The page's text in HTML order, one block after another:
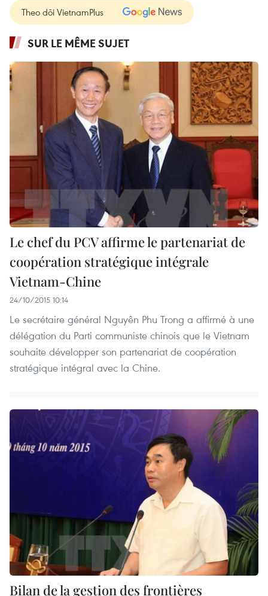
Theo dõi VietnamPlus
SUR LE MÊME SUJET
Le chef du PCV affirme le partenariat de
coopération stratégique intégrale
Vietnam-Chine
24/10/2015 10:14
Le secrétaire général Nguyên Phu Trong a affirmé à une
délégation du Parti communiste chinois que le Vietnam
souhaite développer son partenariat de coopération
stratégique intégral avec la Chine.
Bilan de la gestion des frontières